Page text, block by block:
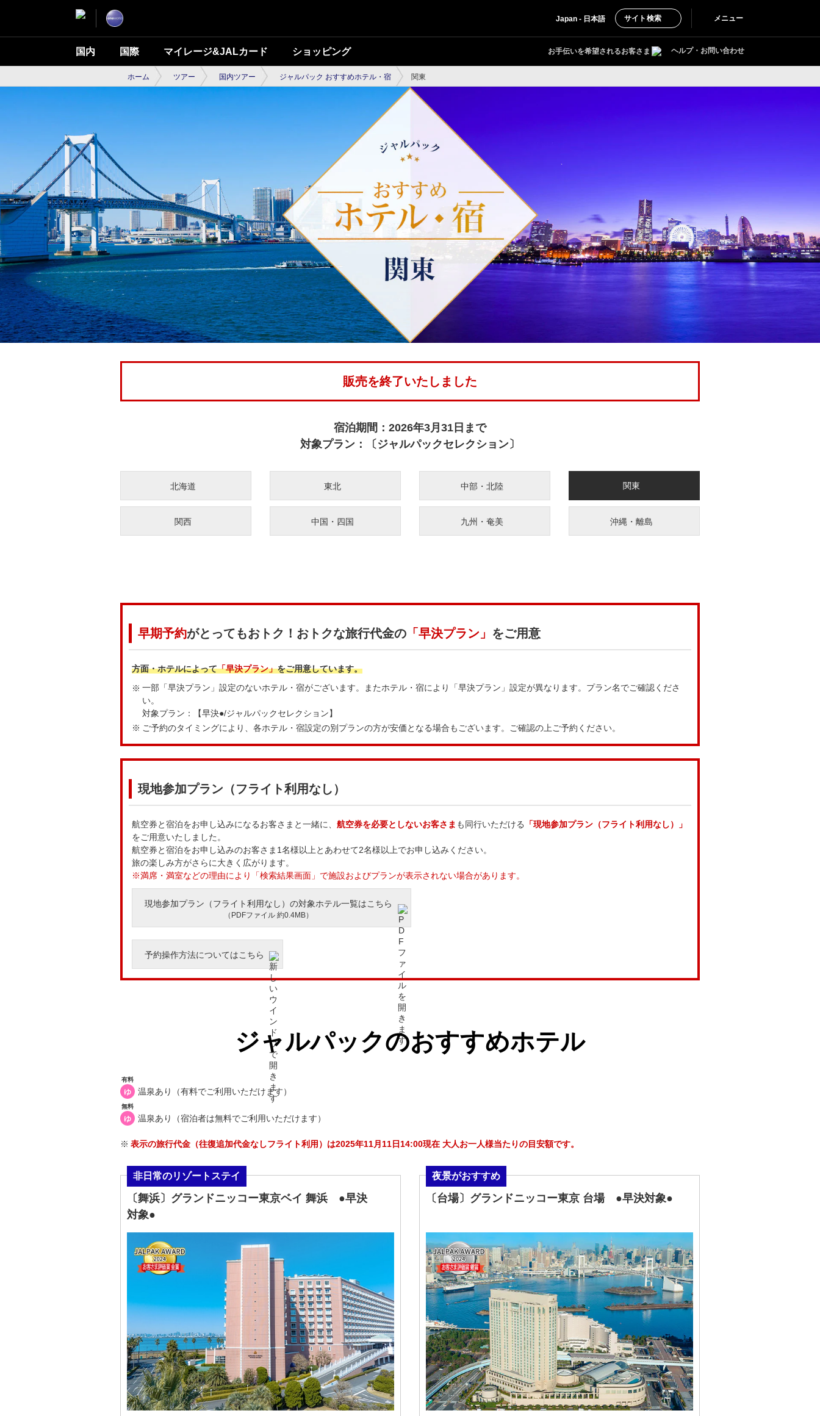
Japan - 日本語 サイト検索 メニュー
国内 国際 マイレージ&JALカード ショッピング お手伝いを希望されるお客さま ヘルプ・お問い合わせ
ホーム ツアー 国内ツアー ジャルパック おすすめホテル・宿 関東
販売を終了いたしました
宿泊期間：2026年3月31日まで
対象プラン：〔ジャルパックセレクション〕
北海道 東北 中部・北陸 関東
関西 中国・四国 九州・奄美 沖縄・離島
早期予約がとってもおトク！おトクな旅行代金の 「早決プラン」 をご用意
方面・ホテルによって「早決プラン」をご用意しています。
一部「早決プラン」設定のないホテル・宿がございます。またホテル・宿により「早決プラン」設定が異なります。プラン名でご確認くださ
い。
対象プラン：【早決●/ジャルパックセレクション】
ご予約のタイミングにより、各ホテル・宿設定の別プランの方が安価となる場合もございます。ご確認の上ご予約ください。
現地参加プラン（フライト利用なし）
航空券と宿泊をお申し込みになるお客さまと一緒に、 航空券を必要としないお客さま も同行いただける
「現地参加プラン（フライト利用なし）」
をご用意いたしました。
航空券と宿泊をお申し込みのお客さま1名様以上とあわせて2名様以上でお申し込みください。
旅の楽しみ方がさらに大きく広がります。
※満席・満室などの理由により「検索結果画面」で施設およびプランが表示されない場合があります。
現地参加プラン（フライト利用なし）の対象ホテル一覧はこちら
（PDFファイル 約0.4MB）
予約操作方法についてはこちら
ジャルパックのおすすめホテル
有料
ゆ 温泉あり（有料でご利用いただけます）
無料
ゆ 温泉あり（宿泊者は無料でご利用いただけます）
表示の旅行代金（往復追加代金なしフライト利用）は2025年11月11日14:00現在 大人お一人様当たりの目安額です。
非日常のリゾートステイ
〔舞浜〕グランドニッコー東京ベイ 舞浜 ●早決
対象●
夜景がおすすめ
〔台場〕グランドニッコー東京 台場 ●早決対象●